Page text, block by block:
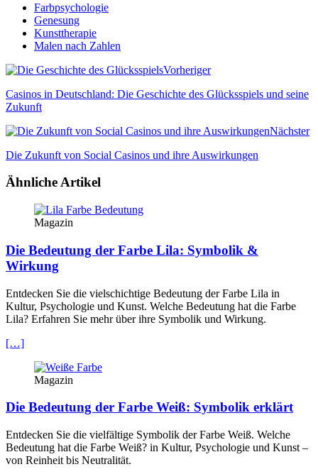
Farbpsychologie
Genesung
Kunsttherapie
Malen nach Zahlen
Vorheriger
Casinos in Deutschland: Die Geschichte des Glücksspiels und seine
Zukunft
Nächster
Die Zukunft von Social Casinos und ihre Auswirkungen
Ähnliche Artikel
Magazin
Die Bedeutung der Farbe Lila: Symbolik &
Wirkung
Entdecken Sie die vielschichtige Bedeutung der Farbe Lila in
Kultur, Psychologie und Kunst. Welche Bedeutung hat die Farbe
Lila? Erfahren Sie mehr über ihre Symbolik und Wirkung.
[…]
Magazin
Die Bedeutung der Farbe Weiß: Symbolik erklärt
Entdecken Sie die vielfältige Symbolik der Farbe Weiß. Welche
Bedeutung hat die Farbe Weiß? in Kultur, Psychologie und Kunst –
von Reinheit bis Neutralität.